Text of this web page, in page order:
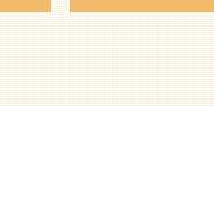
養育費 公